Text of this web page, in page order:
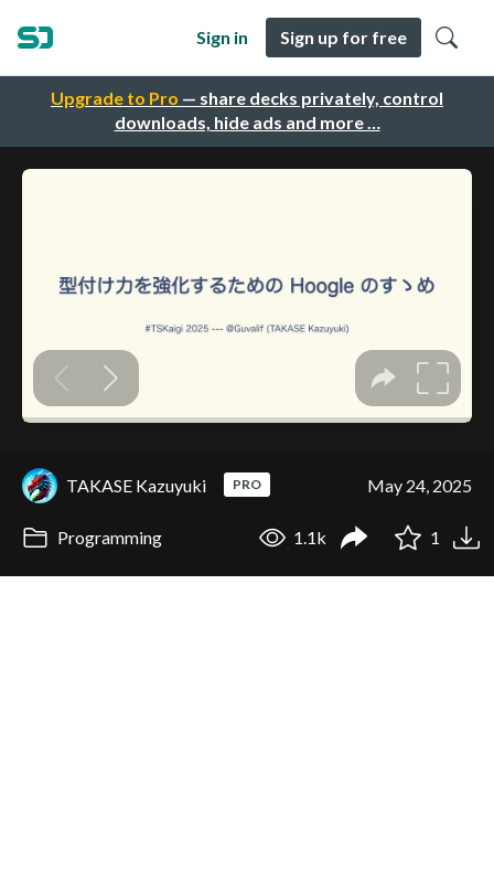
Upgrade to Pro — share decks privately, control
downloads, hide ads and more …
Sign in Sign up for free
TAKASE Kazuyuki PRO May 24, 2025
Programming 1.1k 1